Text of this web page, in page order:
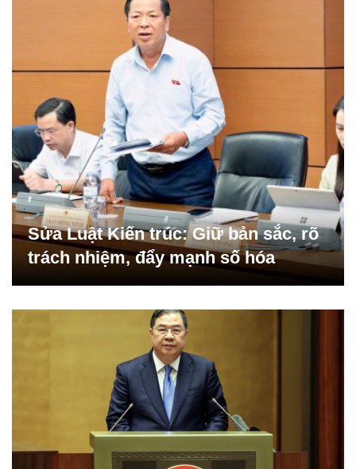
Sửa Luật Kiến trúc: Giữ bản sắc, rõ
trách nhiệm, đẩy mạnh số hóa